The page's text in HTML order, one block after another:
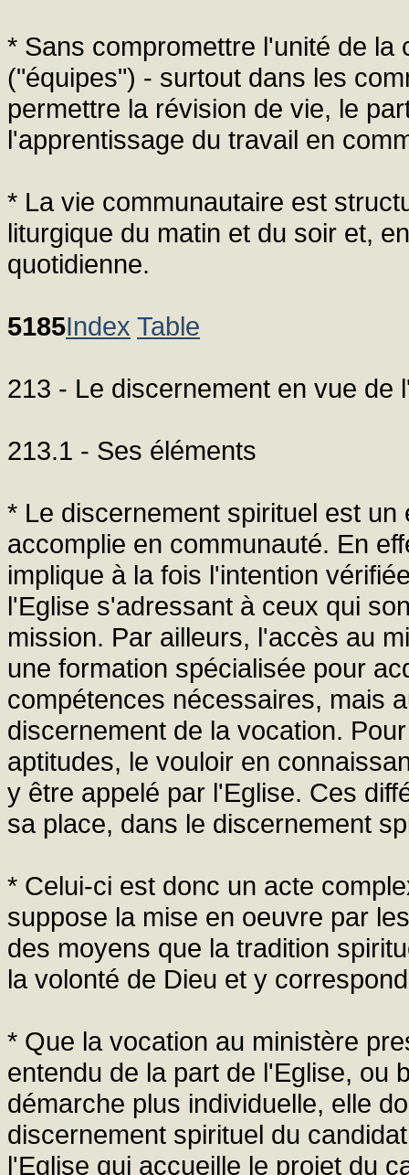
* Sans compromettre l'unité de
("équipes") - surtout dans les
permettre la révision de vie, le
l'apprentissage du travail en
* La vie communautaire est
liturgique du matin et du soir et,
quotidienne.
5185Index Table
213 - Le discernement en vue de
213.1 - Ses éléments
* Le discernement spirituel est
accomplie en communauté. En
implique à la fois l'intention
l'Eglise s'adressant à ceux qui
mission. Par ailleurs, l'accès au
une formation spécialisée pour
compétences nécessaires, mais
discernement de la vocation.
aptitudes, le vouloir en
y être appelé par l'Eglise. Ces
sa place, dans le discernement
* Celui-ci est donc un acte
suppose la mise en oeuvre par
des moyens que la tradition
la volonté de Dieu et y
* Que la vocation au ministère
entendu de la part de l'Eglise, ou
démarche plus individuelle, elle
discernement spirituel du
l'Eglise qui accueille le projet du